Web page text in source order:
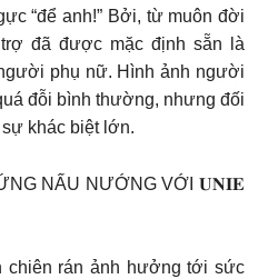
“để anh!” Bởi, từ muôn đời
đã được mặc định sẵn là
phụ nữ. Hình ảnh người
đỗi bình thường, nhưng đối
khác biệt lớn.
NẤU NƯỚNG VỚI 𝐔𝐍𝐈𝐄
chiên rán ảnh hưởng tới sức